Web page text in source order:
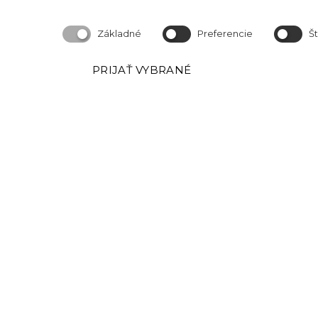
IČO: 53829191
Okresný úrad Čadca
Základné Preferencie
PRIJAŤ VYBRANÉ